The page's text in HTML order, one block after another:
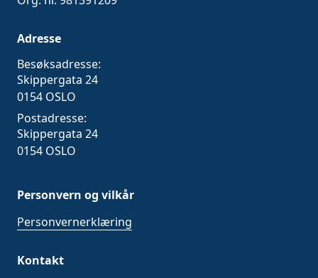
Adresse
Besøksadresse:
Skippergata 24
0154 OSLO
Postadresse:
Skippergata 24
0154 OSLO
Personvern og vilkår
Personvernerklæring
Kontakt